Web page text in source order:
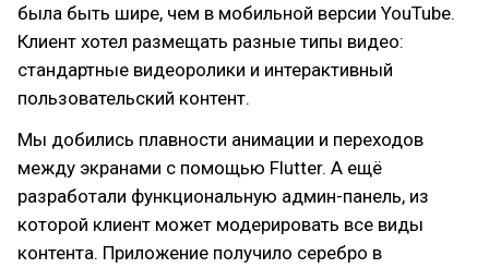
была быть шире, чем в мобильной версии YouTube.
Клиент хотел размещать разные типы видео:
стандартные видеоролики и интерактивный
пользовательский контент.
Мы добились плавности анимации и переходов
между экранами с помощью Flutter. А ещё
разработали функциональную админ-панель, из
которой клиент может модерировать все виды
контента. Приложение получило серебро в